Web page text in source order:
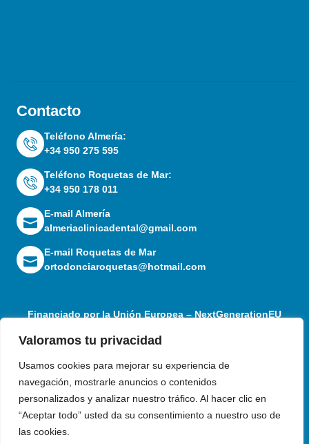
Valoramos tu privacidad
Usamos cookies para mejorar su experiencia de
navegación, mostrarle anuncios o contenidos
personalizados y analizar nuestro tráfico. Al hacer clic en
“Aceptar todo” usted da su consentimiento a nuestro uso de
las cookies.
Contacto
Teléfono Almería:
+34 950 275 595
Teléfono Roquetas de Mar:
+34 950 178 011
E-mail Almería
almeriaclinicadental@gmail.com
E-mail Roquetas de Mar
ortodonciaroquetas@hotmail.com
Financiado por la Unión Europea – NextGenerationEU